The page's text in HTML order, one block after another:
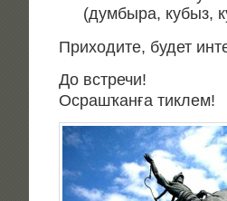
(дум­бы­ра, кубыз,
При­хо­ди­те, будет
До встре­чи!
Осра­шҡанға тиклем!